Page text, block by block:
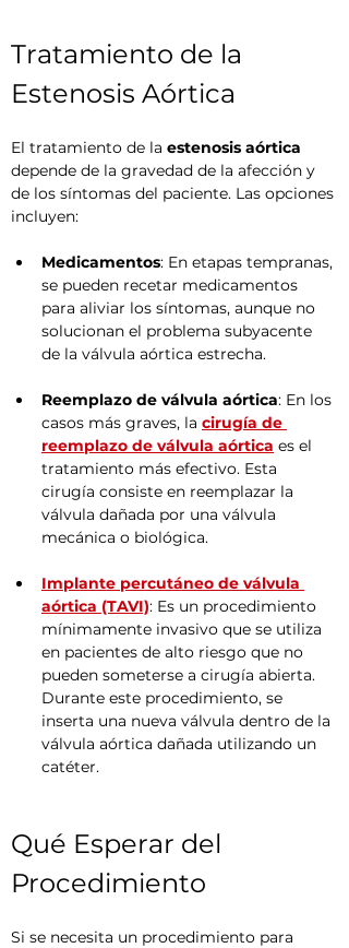
Tratamiento de la
Estenosis Aórtica
El tratamiento de la estenosis aórtica
depende de la gravedad de la afección y
de los síntomas del paciente. Las opciones
incluyen:
Medicamentos: En etapas tempranas,
se pueden recetar medicamentos
para aliviar los síntomas, aunque no
solucionan el problema subyacente
de la válvula aórtica estrecha.
Reemplazo de válvula aórtica: En los
casos más graves, la cirugía de
reemplazo de válvula aórtica es el
tratamiento más efectivo. Esta
cirugía consiste en reemplazar la
válvula dañada por una válvula
mecánica o biológica.
Implante percutáneo de válvula
aórtica (TAVI): Es un procedimiento
mínimamente invasivo que se utiliza
en pacientes de alto riesgo que no
pueden someterse a cirugía abierta.
Durante este procedimiento, se
inserta una nueva válvula dentro de la
válvula aórtica dañada utilizando un
catéter.
Qué Esperar del
Procedimiento
Si se necesita un procedimiento para